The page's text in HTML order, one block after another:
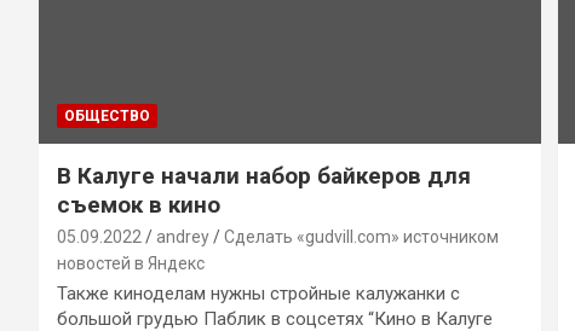
ОБЩЕСТВО
В Калуге начали набор байкеров для
съемок в кино
05.09.2022 andrey
Сделать «gudvill.com» источником
новостей в Яндекс
Также киноделам нужны стройные калужанки с
большой грудью Паблик в соцсетях “Кино в Калуге